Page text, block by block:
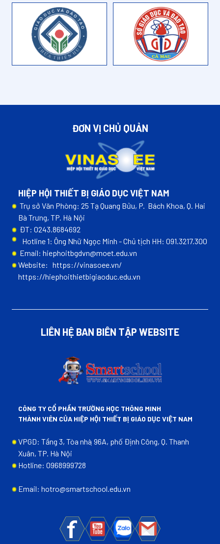
ĐƠN VỊ CHỦ QUẢN
HIỆP HỘI THIẾT BỊ GIÁO DỤC VIỆT NAM
Trụ sở Văn Phòng: 25 Tạ Quang Bửu, P. Bách Khoa, Q. Hai
Bà Trưng, TP. Hà Nội
ĐT: 0243.8684692
Hotline 1: Ông Nhữ Ngọc Minh - Chủ tịch HH: 091.3217.300
Email: hiephoitbgdvn@moet.edu.vn
Website: https://vinasoee.vn/
https://hiephoithietbigiaoduc.edu.vn
LIÊN HỆ BAN BIÊN TẬP WEBSITE
CÔNG TY CỔ PHẦN TRƯỜNG HỌC THÔNG MINH
THÀNH VIÊN CỦA HIỆP HỘI THIẾT BỊ GIÁO DỤC VIỆT NAM
VPGD: Tầng 3, Tòa nhà ̣96A, phố Định Công, Q. Thanh
Xuân, TP. Hà Nội
Hotline: 0968999728
Email: hotro@smartschool.edu.vn